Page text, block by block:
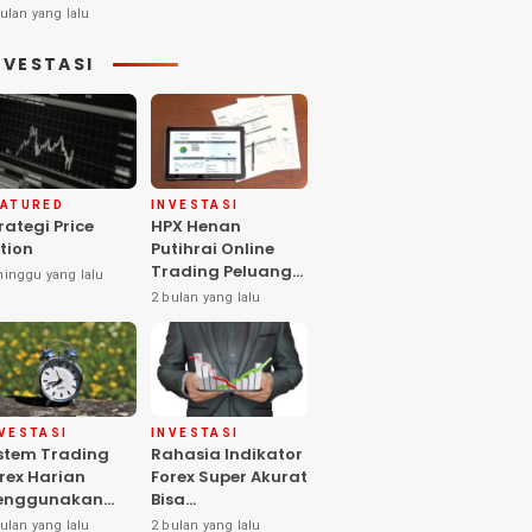
yang lalu
Price
yang lalu
INVESTASI
HPX Henan
Putihrai Online
Trading Peluang
Investasi Pasar
Global
2 bulan yang lalu
Trading
Harian
yang
yang lalu
INVESTASI
Rahasia Indikator
Forex Super Akurat
Bisa
Meningkatkan
2 bulan yang lalu